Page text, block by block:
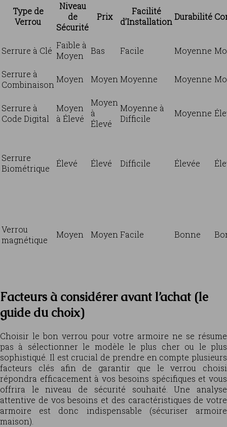
Type de
Verrou
Niveau
de
Sécurité
Prix
Facilité
d’InstallationDurabilité
Serrure à Clé
Faible à
Moyen
Bas Facile Moyenne
Serrure à
Combinaison
Moyen Moyen Moyenne Moyenne
Serrure à
Code Digital
Moyen
à Élevé
Moyen
à
Élevé
Moyenne à
Difficile
Moyenne
Serrure
Biométrique
Élevé Élevé Difficile Élevée
Verrou
magnétique
Moyen Moyen Facile Bonne
Facteurs à considérer avant l’achat (le
guide du choix)
Choisir le bon verrou pour votre armoire ne se résume
pas à sélectionner le modèle le plus cher ou le plus
sophistiqué. Il est crucial de prendre en compte plusieurs
facteurs clés afin de garantir que le verrou choisi
répondra efficacement à vos besoins spécifiques et vous
offrira le niveau de sécurité souhaité. Une analyse
attentive de vos besoins et des caractéristiques de votre
armoire est donc indispensable (sécuriser armoire
maison).